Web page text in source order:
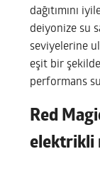
dağıtımını
deiyonize su
seviyelerine
eşit bir şekilde
performans
Red
elektrikli